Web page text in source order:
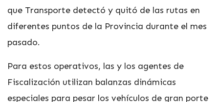
que Transporte detectó y quitó de las rutas en
diferentes puntos de la Provincia durante el mes
pasado.
Para estos operativos, las y los agentes de
Fiscalización utilizan balanzas dinámicas
especiales para pesar los vehículos de gran porte